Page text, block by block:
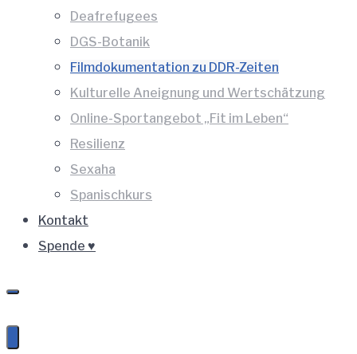
Deafrefugees
DGS-Botanik
Filmdokumentation zu DDR-Zeiten
Kulturelle Aneignung und Wertschätzung
Online-Sportangebot „Fit im Leben“
Resilienz
Sexaha
Spanischkurs
Kontakt
Spende ♥